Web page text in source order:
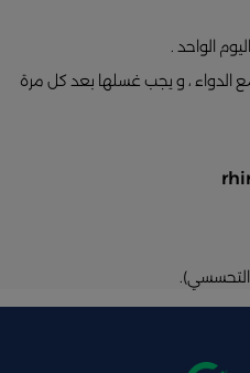
الدواء ، و يجب غسلها بعد كل مرة